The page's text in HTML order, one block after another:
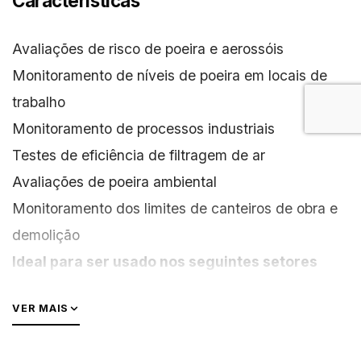
Avaliações de risco de poeira e aerossóis
Monitoramento de níveis de poeira em locais de
trabalho
Monitoramento de processos industriais
Testes de eficiência de filtragem de ar
Avaliações de poeira ambiental
Monitoramento dos limites de canteiros de obra e
demolição
Ideal para ser usado nos seguintes setores
VER MAIS